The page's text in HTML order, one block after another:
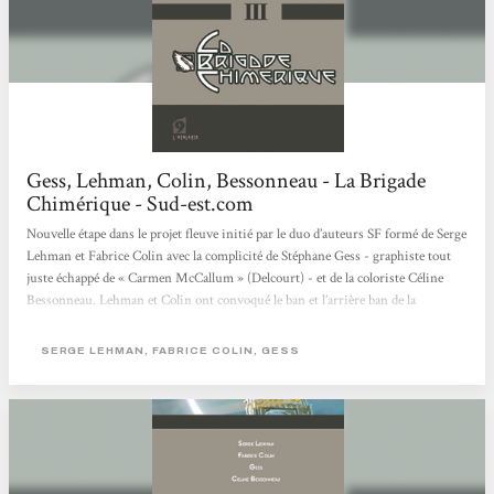
Gess, Lehman, Colin, Bessonneau - La Brigade
Chimérique - Sud-est.com
Nouvelle étape dans le projet fleuve initié par le duo d’auteurs SF formé de Serge
Lehman et Fabrice Colin avec la complicité de Stéphane Gess - graphiste tout
juste échappé de « Carmen McCallum » (Delcourt) - et de la coloriste Céline
Bessonneau. Lehman et Colin ont convoqué le ban et l’arrière ban de la
extrêmement référencé mais jamais empesé, sous une forme empruntant tant
SERGE LEHMAN, FABRICE COLIN, GESS